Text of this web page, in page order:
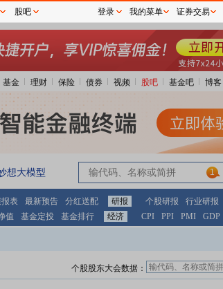
基金 理财 保险 债券 视频 股吧 基金吧 博客
想大模型 1
表 最新预告 分红送配 研报 个股研报 行业研报
值 基金定投 基金排行 经济 CPI PPI PMI GDP
个股股东大会数据：
股吧 登录 我的菜单 证券交易